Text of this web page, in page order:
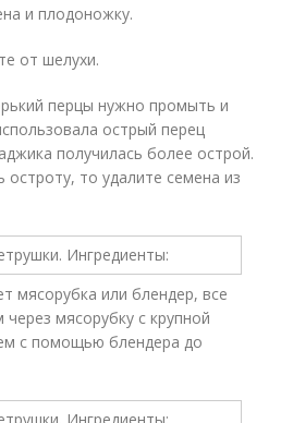
и плодоножку.
от шелухи.
перцы нужно промыть и
острый перец
получилась более острой.
остроту, то удалите семена из
мясорубка или блендер, все
мясорубку с крупной
с помощью блендера до